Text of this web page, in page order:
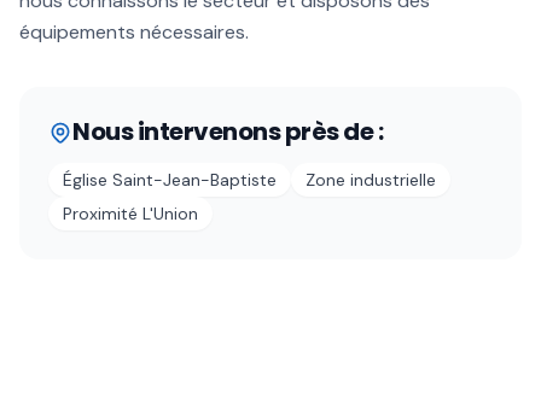
équipements nécessaires.
Nous intervenons près de :
Église Saint-Jean-Baptiste
Zone industrielle
Proximité L'Union